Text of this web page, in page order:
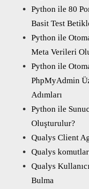
Python ile 80
Basit Test
Python ile
Meta Verileri
Python ile
PhpMyAdmin
Adımları
Python ile
Oluşturulur?
Qualys Client
Qualys
Qualys
Bulma